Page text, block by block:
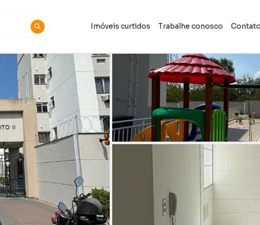
Imóveis curtidos Trabalhe conosco Contato